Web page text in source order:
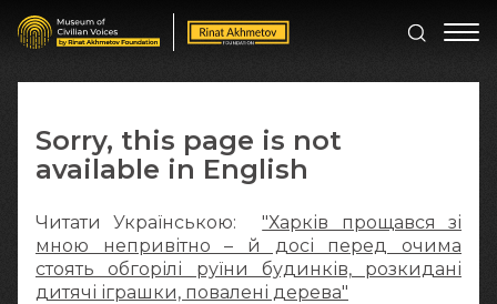
Sorry, this page is not
available in English
Читати Українською:"Харків прощався зі
мною непривітно – й досі перед очима
стоять обгорілі руїни будинків, розкидані
дитячі іграшки, повалені дерева"